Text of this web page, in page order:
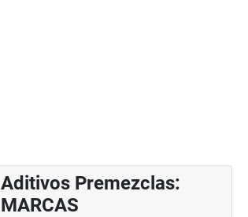
Aditivos Premezclas:
MARCAS